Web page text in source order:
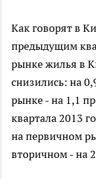
Как говорят в
предыдущим
рынке жилья в
снизились: на
рынке - на 1,1
квартала 2013
на первичном
вторичном - на